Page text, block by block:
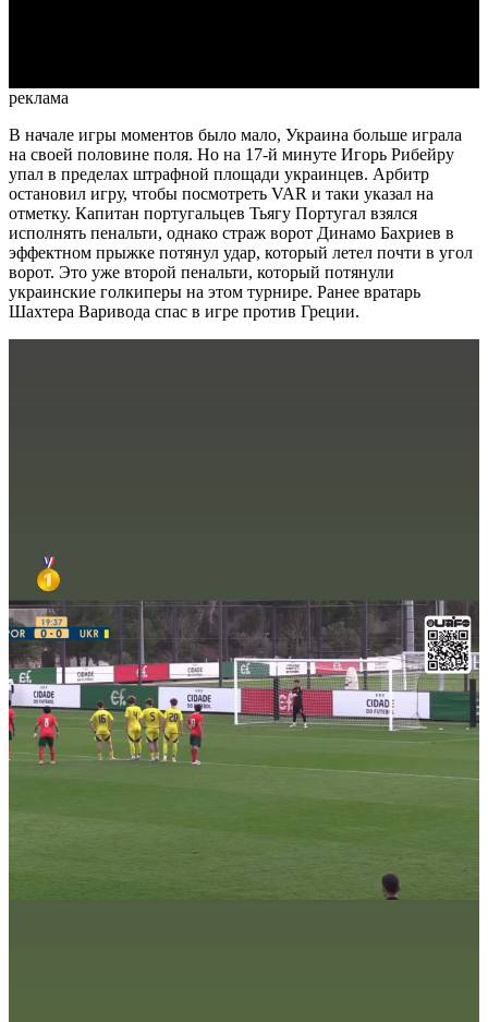
реклама
В начале игры моментов было мало, Украина больше играла
на своей половине поля. Но на 17-й минуте Игорь Рибейру
упал в пределах штрафной площади украинцев. Арбитр
остановил игру, чтобы посмотреть VAR и таки указал на
отметку. Капитан португальцев Тьягу Португал взялся
исполнять пенальти, однако страж ворот Динамо Бахриев в
эффектном прыжке потянул удар, который летел почти в угол
ворот. Это уже второй пенальти, который потянули
украинские голкиперы на этом турнире. Ранее вратарь
Шахтера Варивода спас в игре против Греции.